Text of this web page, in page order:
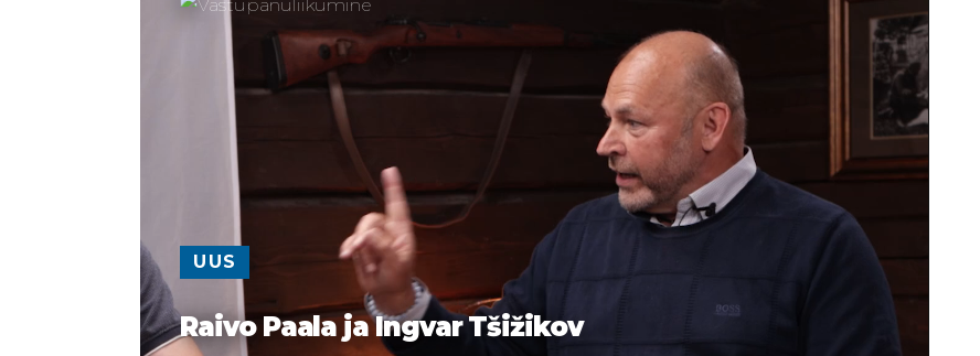
UUS
Raivo Paala ja Ingvar Tšižikov